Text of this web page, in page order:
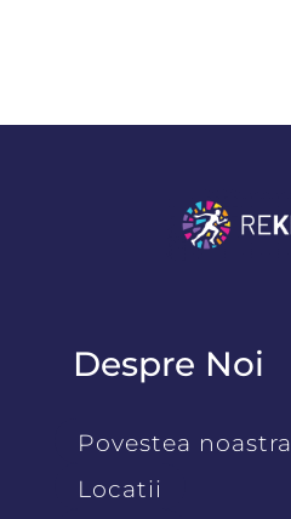
Despre Noi
Povestea noastra
Locatii